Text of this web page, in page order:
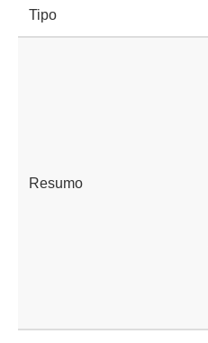
Tipo
Resumo